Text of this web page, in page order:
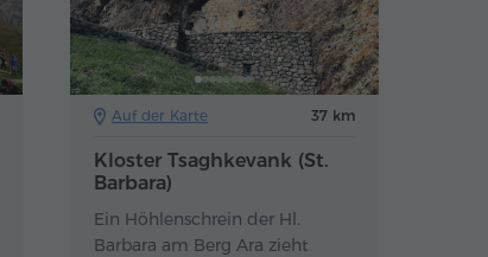
Auf der Karte 37 km
Kloster Tsaghkevank (St.
Barbara)
Ein Höhlenschrein der Hl.
Barbara am Berg Ara zieht